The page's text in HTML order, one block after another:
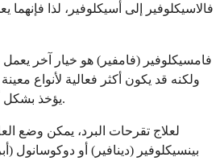
فالاسيكلوفير إلى أسيكلوفير، لذا
فامسيكلوفير (فامفير) هو خيار آخر
ولكنه قد يكون أكثر فعالية لأنواع
يؤخذ بشكل أقل تكرارًا من الأسيكلوفير.
لعلاج تقرحات البرد، يمكن وضع
بينسيكلوفير (دينافير) أو دوكوسانول